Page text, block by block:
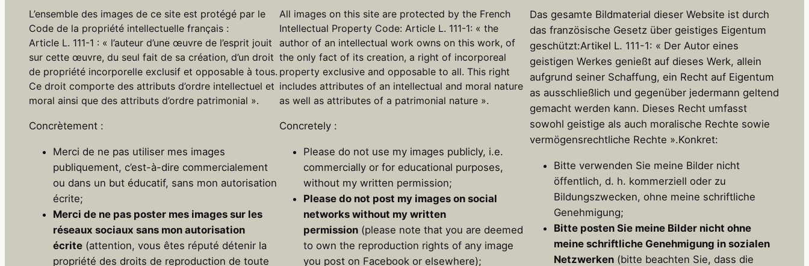
L’ensemble des images de ce site est protégé par le
Code de la propriété intellectuelle français :
Article L. 111-1 : « l’auteur d’une œuvre de l’esprit jouit
sur cette œuvre, du seul fait de sa création, d’un droit
de propriété incorporelle exclusif et opposable à tous.
Ce droit comporte des attributs d’ordre intellectuel et
moral ainsi que des attributs d’ordre patrimonial ».
Concrètement :
Merci de ne pas utiliser mes images
publiquement, c’est-à-dire commercialement
ou dans un but éducatif, sans mon autorisation
écrite;
Merci de ne pas poster mes images sur les
réseaux sociaux sans mon autorisation
écrite (attention, vous êtes réputé détenir la
propriété des droits de reproduction de toute
All images on this site are protected by the French
Intellectual Property Code: Article L. 111-1: « the
author of an intellectual work owns on this work, of
the only fact of its creation, a right of incorporeal
property exclusive and opposable to all. This right
includes attributes of an intellectual and moral nature
as well as attributes of a patrimonial nature ».
Concretely :
Please do not use my images publicly, i.e.
commercially or for educational purposes,
without my written permission;
Please do not post my images on social
networks without my written
permission (please note that you are deemed
to own the reproduction rights of any image
you post on Facebook or elsewhere);
Das gesamte Bildmaterial dieser Website ist durch
das französische Gesetz über geistiges Eigentum
geschützt:Artikel L. 111-1: « Der Autor eines
geistigen Werkes genießt auf dieses Werk, allein
aufgrund seiner Schaffung, ein Recht auf Eigentum
as ausschließlich und gegenüber jedermann geltend
gemacht werden kann. Dieses Recht umfasst
sowohl geistige als auch moralische Rechte sowie
vermögensrechtliche Rechte ».Konkret:
Bitte verwenden Sie meine Bilder nicht
öffentlich, d. h. kommerziell oder zu
Bildungszwecken, ohne meine schriftliche
Genehmigung;
Bitte posten Sie meine Bilder nicht ohne
meine schriftliche Genehmigung in sozialen
Netzwerken (bitte beachten Sie, dass die